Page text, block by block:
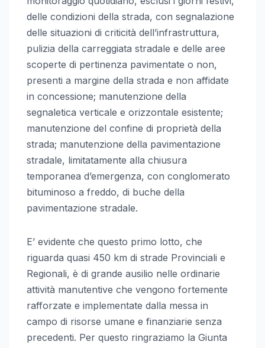
delle condizioni della strada, con segnalazione
delle situazioni di criticità dell’infrastruttura,
pulizia della carreggiata stradale e delle aree
scoperte di pertinenza pavimentate o non,
presenti a margine della strada e non affidate
in concessione; manutenzione della
segnaletica verticale e orizzontale esistente;
manutenzione del confine di proprietà della
strada; manutenzione della pavimentazione
stradale, limitatamente alla chiusura
temporanea d’emergenza, con conglomerato
bituminoso a freddo, di buche della
pavimentazione stradale.
E’ evidente che questo primo lotto, che
riguarda quasi 450 km di strade Provinciali e
Regionali, è di grande ausilio nelle ordinarie
attività manutentive che vengono fortemente
rafforzate e implementate dalla messa in
campo di risorse umane e finanziarie senza
precedenti. Per questo ringraziamo la Giunta